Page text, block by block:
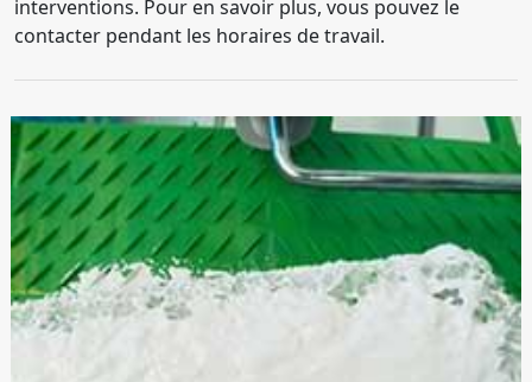
interventions. Pour en savoir plus, vous pouvez le
contacter pendant les horaires de travail.